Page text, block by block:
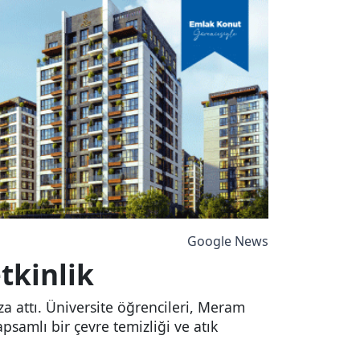
Google News
attı. Üniversite öğrencileri, Meram
bir çevre temizliği ve atık